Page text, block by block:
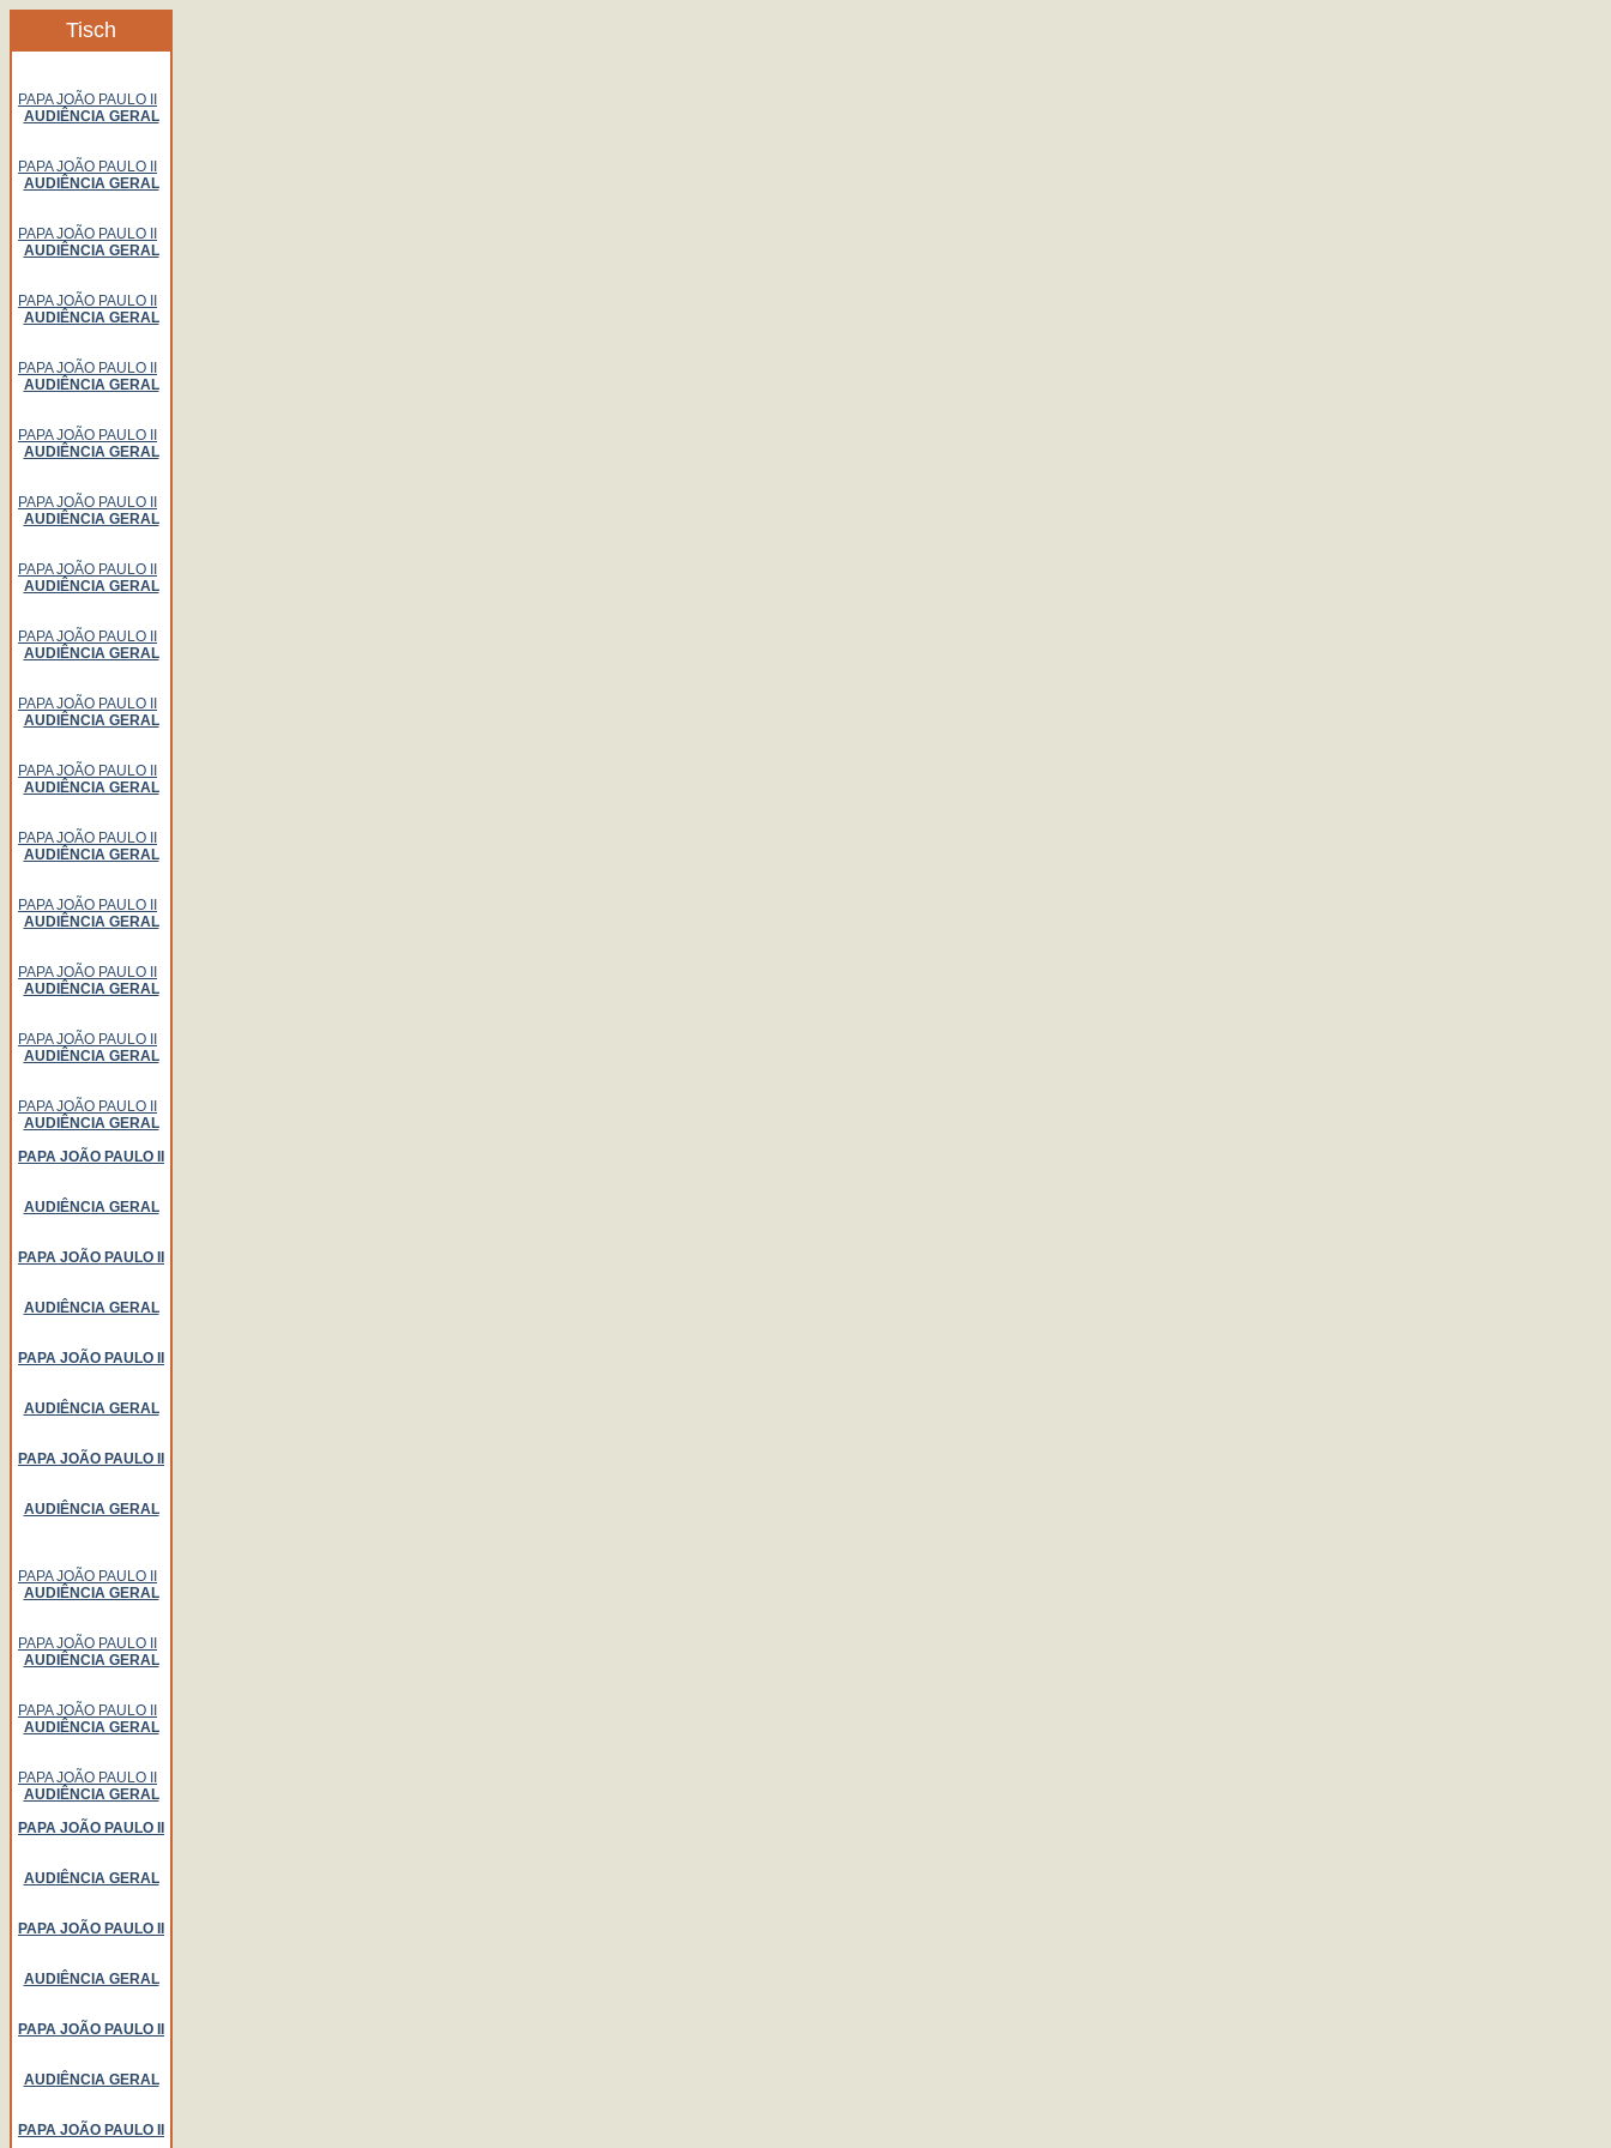
Tisch
PAPA JOÃO PAULO II
AUDIÊNCIA GERAL
PAPA JOÃO PAULO II
AUDIÊNCIA GERAL
PAPA JOÃO PAULO II
AUDIÊNCIA GERAL
PAPA JOÃO PAULO II
AUDIÊNCIA GERAL
PAPA JOÃO PAULO II
AUDIÊNCIA GERAL
PAPA JOÃO PAULO II
AUDIÊNCIA GERAL
PAPA JOÃO PAULO II
AUDIÊNCIA GERAL
PAPA JOÃO PAULO II
AUDIÊNCIA GERAL
PAPA JOÃO PAULO II
AUDIÊNCIA GERAL
PAPA JOÃO PAULO II
AUDIÊNCIA GERAL
PAPA JOÃO PAULO II
AUDIÊNCIA GERAL
PAPA JOÃO PAULO II
AUDIÊNCIA GERAL
PAPA JOÃO PAULO II
AUDIÊNCIA GERAL
PAPA JOÃO PAULO II
AUDIÊNCIA GERAL
PAPA JOÃO PAULO II
AUDIÊNCIA GERAL
PAPA JOÃO PAULO II
AUDIÊNCIA GERAL
PAPA JOÃO PAULO II
AUDIÊNCIA GERAL
PAPA JOÃO PAULO II
AUDIÊNCIA GERAL
PAPA JOÃO PAULO II
AUDIÊNCIA GERAL
PAPA JOÃO PAULO II
AUDIÊNCIA GERAL
PAPA JOÃO PAULO II
AUDIÊNCIA GERAL
PAPA JOÃO PAULO II
AUDIÊNCIA GERAL
PAPA JOÃO PAULO II
AUDIÊNCIA GERAL
PAPA JOÃO PAULO II
AUDIÊNCIA GERAL
PAPA JOÃO PAULO II
AUDIÊNCIA GERAL
PAPA JOÃO PAULO II
AUDIÊNCIA GERAL
PAPA JOÃO PAULO II
AUDIÊNCIA GERAL
PAPA JOÃO PAULO II